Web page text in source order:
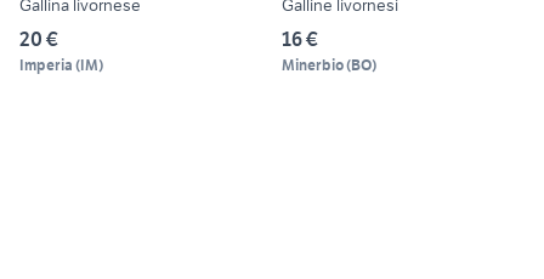
Gallina livornese
20 €
Imperia (IM)
Galline livornesi
16 €
Minerbio(BO)